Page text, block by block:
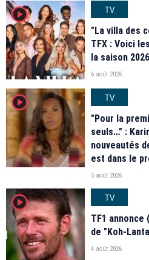
player2
TV
"La villa des
TFX : Voici
la saison 2026
6 août 2026
player2
TV
"Pour la
seuls…" :
nouveautés
est dans le
5 août 2026
player2
TV
TF1 annonce
de "Koh-
4 août 2026